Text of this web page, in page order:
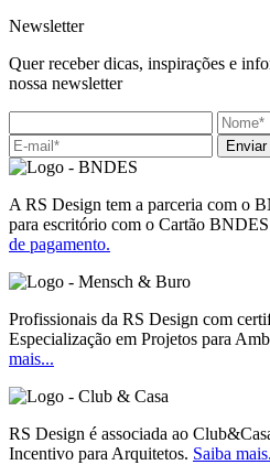
Newsletter
Quer receber dicas, inspirações e
nossa newsletter
Enviar
A RS Design tem a parceria com o
para escritório com o Cartão BNDES
de pagamento.
Profissionais da RS Design com
Especialização em Projetos para
mais...
RS Design é associada ao
Incentivo para Arquitetos. Saiba